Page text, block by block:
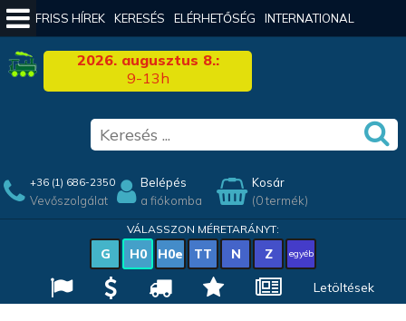
FRISS HÍREK KERESÉS ELÉRHETŐSÉG INTERNATIONAL
2026. augusztus 8.:
9-13h
+36 (1) 686-2350
Vevőszolgálat
Belépés
a fiókomba
Kosár
(0 termék)
VÁLASSZON MÉRETARÁNYT:
G H0 H0e TT N Z egyéb
Letöltések